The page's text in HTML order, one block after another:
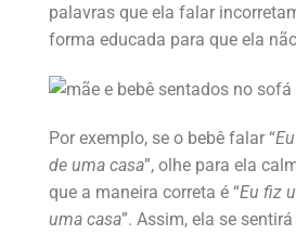
palavras que ela falar
forma educada para que ela
Por exemplo, se o bebê falar “
de uma casa”, olhe para ela
que a maneira correta é “Eu fiz
uma casa”. Assim, ela se